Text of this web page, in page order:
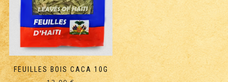
FEUILLES BOIS CACA 10G